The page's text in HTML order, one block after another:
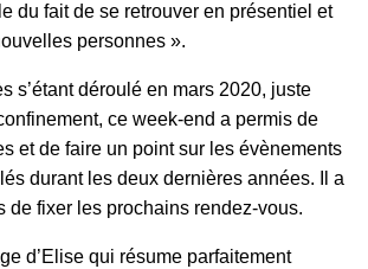
du fait de se retrouver en présentiel et
personnes ».
s’étant déroulé en mars 2020, juste
ce week-end a permis de
et de faire un point sur les évènements
durant les deux dernières années. Il a
de fixer les prochains rendez-vous.
d’Elise qui résume parfaitement